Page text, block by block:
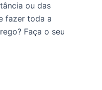
ou das
fazer toda a
Faça o seu